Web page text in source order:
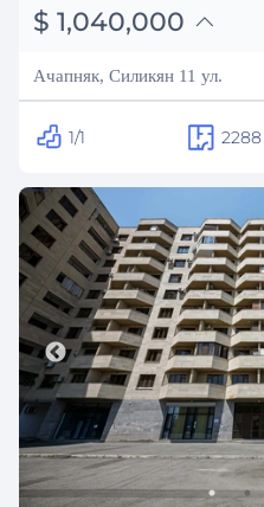
$ 1,040,000
֏ 405,600,000
₽ 94,106,729
Ачапняк, Силикян 11 ул.
1/1 2288